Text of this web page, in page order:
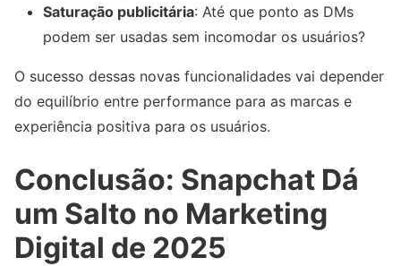
Saturação publicitária: Até que ponto as DMs
podem ser usadas sem incomodar os usuários?
O sucesso dessas novas funcionalidades vai depender
do equilíbrio entre performance para as marcas e
experiência positiva para os usuários.
Conclusão: Snapchat Dá
um Salto no Marketing
Digital de 2025